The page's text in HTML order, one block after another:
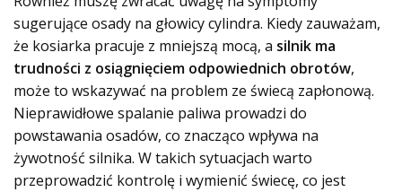
sugerujące osady na głowicy cylindra. Kiedy zauważam,
że kosiarka pracuje z mniejszą mocą, a silnik ma
trudności z osiągnięciem odpowiednich obrotów,
może to wskazywać na problem ze świecą zapłonową.
Nieprawidłowe spalanie paliwa prowadzi do
powstawania osadów, co znacząco wpływa na
żywotność silnika. W takich sytuacjach warto
przeprowadzić kontrolę i wymienić świecę, co jest